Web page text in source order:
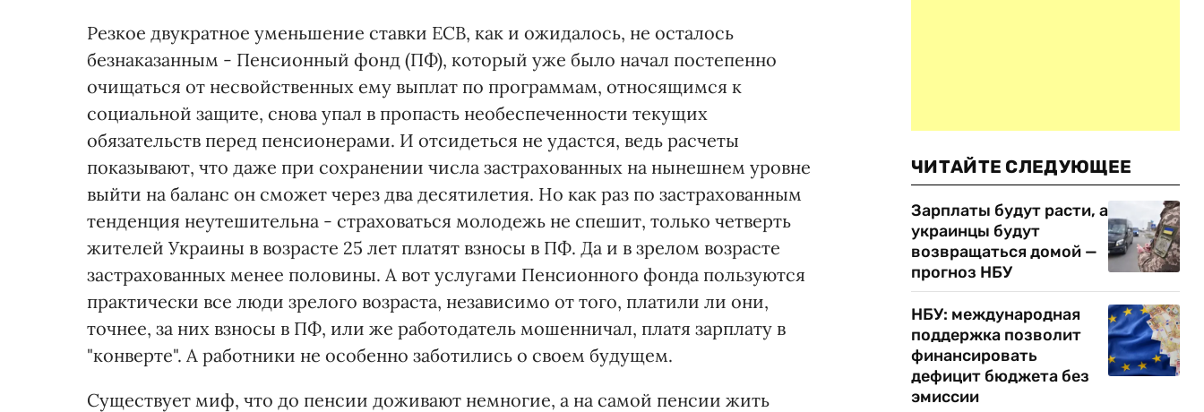
Резкое двукратное уменьшение ставки ЕСВ, как и ожидалось, не осталось
безнаказанным - Пенсионный фонд (ПФ), который уже было начал постепенно
очищаться от несвойственных ему выплат по программам, относящимся к
социальной защите, снова упал в пропасть необеспеченности текущих
обязательств перед пенсионерами. И отсидеться не удастся, ведь расчеты
показывают, что даже при сохранении числа застрахованных на нынешнем уровне
выйти на баланс он сможет через два десятилетия. Но как раз по застрахованным
тенденция неутешительна - страховаться молодежь не спешит, только четверть
жителей Украины в возрасте 25 лет платят взносы в ПФ. Да и в зрелом возрасте
застрахованных менее половины. А вот услугами Пенсионного фонда пользуются
практически все люди зрелого возраста, независимо от того, платили ли они,
точнее, за них взносы в ПФ, или же работодатель мошенничал, платя зарплату в
"конверте". А работники не особенно заботились о своем будущем.
Существует миф, что до пенсии доживают немногие, а на самой пенсии жить
ЧИТАЙТЕ СЛЕДУЮЩЕЕ
Зарплаты будут расти, а
украинцы будут
возвращаться домой —
прогноз НБУ
НБУ: международная
поддержка позволит
финансировать
дефицит бюджета без
эмиссии